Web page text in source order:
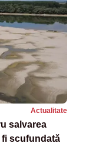
Actualitate
salvarea
fi scufundată